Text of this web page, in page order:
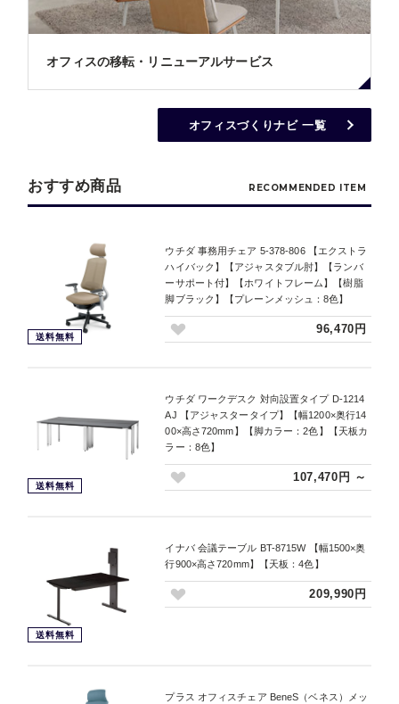
オフィスの移転・リニューアルサービス
オフィスづくりナビ 一覧
おすすめ商品 RECOMMENDED ITEM
送料無料
ウチダ 事務用チェア 5-378-806 【エクストラ
ハイバック】【アジャスタブル肘】【ランバ
ーサポート付】【ホワイトフレーム】【樹脂
脚ブラック】【プレーンメッシュ：8色】
96,470円
送料無料
ウチダ ワークデスク 対向設置タイプ D-1214
AJ 【アジャスタータイプ】【幅1200×奥行14
00×高さ720mm】【脚カラー：2色】【天板カ
ラー：8色】
107,470円 ～
送料無料
イナバ 会議テーブル BT-8715W 【幅1500×奥
行900×高さ720mm】【天板：4色】
209,990円
プラス オフィスチェア BeneS（ベネス）メッ